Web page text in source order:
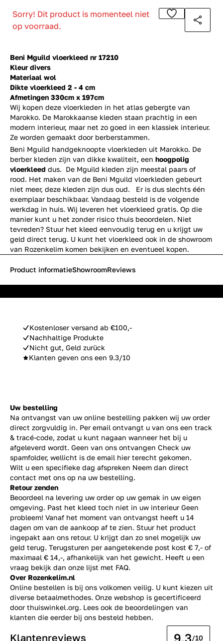
Beni Mguild vloerkleed nr 17210
Kleur divers
Materiaal wol
Dikte vloerkleed 2 - 4 cm
Afmetingen 330cm x 197cm
Wij kopen deze vloerkleden in het atlas gebergte van
Marokko. De Marokkaanse kleden staan prachtig in een
modern interieur, maar net zo goed in een klassiek interieur.
Ze worden gemaakt door berberstammen.
Sorry! Dit product is momenteel niet
op voorraad.
Beni Mguild handgeknoopte vloerkleden uit Marokko. De
berber kleden zijn van dikke kwaliteit, een hoogpolig
vloerkleed dus. De Mguild kleden zijn meestal paars of
rood. Het maken van de Beni Mguild vloerkleden gebeurt
niet meer, deze kleden zijn dus oud. Er is dus slechts één
exemplaar beschikbaar. Vandaag besteld is de volgende
werkdag in huis. Wij leveren het vloerkleed gratis. Op die
manier kunt u het zonder risico thuis beoordelen. Niet
tevreden? Stuur het kleed eenvoudig terug en u krijgt uw
geld direct terug. U kunt het vloerkleed ook in de showroom
van Rozenkelim komen bekijken en eventueel kopen.
Kostenloser versand ab €100,-
Nachhaltige Produkte
Nicht gut, Geld zurück
Klanten geven ons een 9.3/10
Product informatieShowroomReviews
Uw bestelling
Na ontvangst van uw online bestelling pakken wij uw order
direct zorgvuldig in. Per email ontvangt u van ons een track
& tracé-code, zodat u kunt nagaan wanneer het bij u
afgeleverd wordt. Geen van ons ontvangen Check uw
spamfolder, wellicht is de email hier terecht gekomen.
Wilt u een specifieke dag afspreken Neem dan direct
contact met ons op na uw bestelling.
Retour zenden
Beoordeel na levering uw order op uw gemak in uw eigen
omgeving. Past het kleed toch niet in uw interieur Geen
probleem! Vanaf het moment van ontvangst heeft u 14
dagen om van de aankoop af te zien. Stuur het product
ingepakt aan ons retour. U krijgt dan zo snel mogelijk uw
geld terug. Terugsturen per aangetekende post kost € 7,- of
maximaal € 14,-, afhankelijk van het gewicht. Heeft u een
vraag bekijk dan onze lijst met FAQ.
Over Rozenkelim.nl
Online bestellen is bij ons volkomen veilig. U kunt kiezen uit
diverse betaalmethodes. Onze webshop is gecertificeerd
door thuiswinkel.org. Lees ook de beoordelingen van
klanten die eerder bij ons besteld hebben.
Klantenreviews 9.3/10